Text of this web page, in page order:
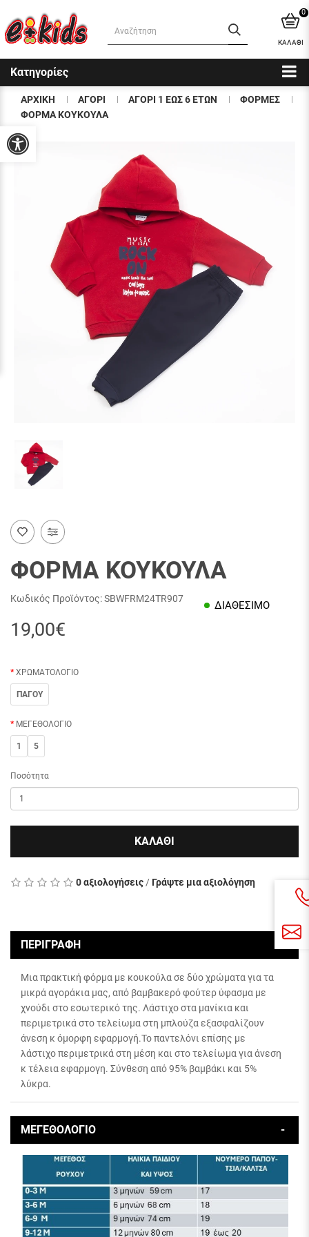
ΚΑΛΑΘΙ
0
Κατηγορίες
ΑΡΧΙΚΗ ΑΓΟΡΙ ΑΓΟΡΙ 1 ΕΩΣ 6 ΕΤΩΝ
ΦΟΡΜΕΣ
ΦΟΡΜΑ ΚΟΥΚΟΥΛΑ
ΦΟΡΜΑ ΚΟΥΚΟΥΛΑ
Κωδικός Προϊόντος:SBWFRM24TR907
ΔΙΑΘΕΣΙΜΟ
19,00€
ΧΡΩΜΑΤΟΛΟΓΙΟ
ΠΑΓΟΥ
ΜΕΓΕΘΟΛΟΓΙΟ
1 5
Ποσότητα
ΚΑΛΑΘΙ
0 αξιολογήσεις / Γράψτε μια αξιολόγηση
ΠΕΡΙΓΡΑΦΗ
Μια πρακτική φόρμα με κουκούλα σε δύο χρώματα για τα
μικρά αγοράκια μας, από βαμβακερό φούτερ ύφασμα με
χνούδι στο εσωτερικό της. Λάστιχο στα μανίκια και
περιμετρικά στο τελείωμα στη μπλούζα εξασφαλίζουν
άνεση κ όμορφη εφαρμογή.Το παντελόνι επίσης με
λάστιχο περιμετρικά στη μέση και στο τελείωμα για άνεση
κ τέλεια εφαρμογη. Σύνθεση από 95% βαμβάκι και 5%
λύκρα.
ΜΕΓΕΘΟΛΟΓΙΟ
Προσβασιμότητα